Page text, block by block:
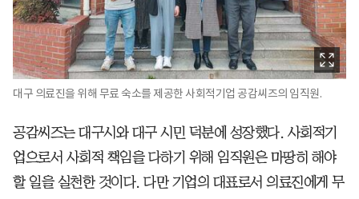
대구 의료진을 위해 무료 숙소를 제공한 사회적기업 공감씨즈의 임직원.
공감씨즈는 대구시와 대구 시민 덕분에 성장했다. 사회적기
업으로서 사회적 책임을 다하기 위해 임직원은 마땅히 해야
할 일을 실천한 것이다. 다만 기업의 대표로서 의료진에게 무